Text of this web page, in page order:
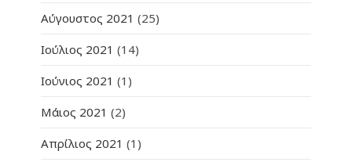
Αύγουστος 2021 (25)
Ιούλιος 2021 (14)
Ιούνιος 2021 (1)
Μάιος 2021 (2)
Απρίλιος 2021 (1)